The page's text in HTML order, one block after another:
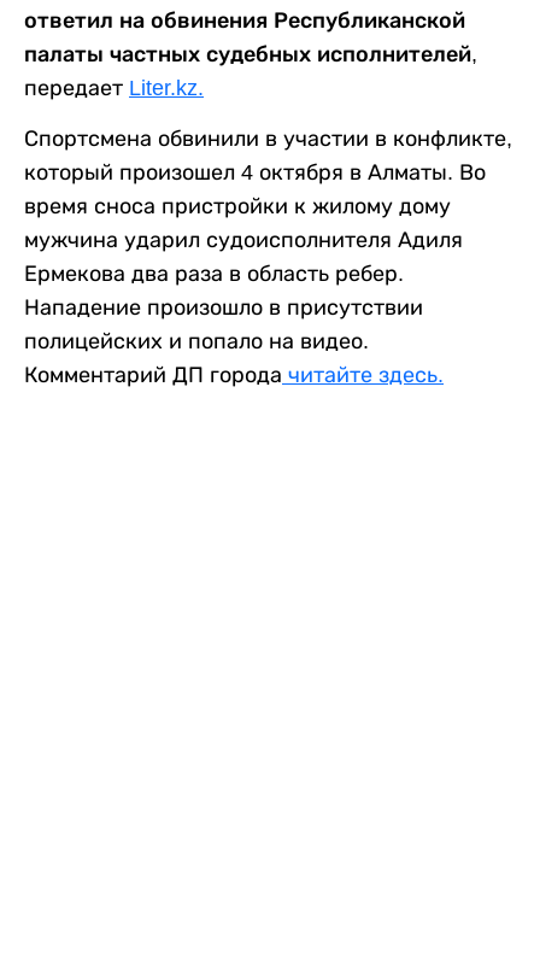
ответил на обвинения Республиканской
палаты частных судебных исполнителей,
передает Liter.kz.
Спортсмена обвинили в участии в конфликте,
который произошел 4 октября в Алматы. Во
время сноса пристройки к жилому дому
мужчина ударил судоисполнителя Адиля
Ермекова два раза в область ребер.
Нападение произошло в присутствии
полицейских и попало на видео.
Комментарий ДП города читайте здесь.